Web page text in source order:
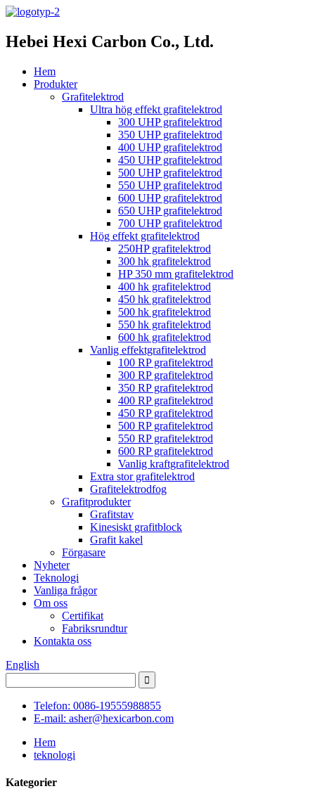
Hebei Hexi Carbon Co., Ltd.
Hem
Produkter
Grafitelektrod
Ultra hög effekt grafitelektrod
300 UHP grafitelektrod
350 UHP grafitelektrod
400 UHP grafitelektrod
450 UHP grafitelektrod
500 UHP grafitelektrod
550 UHP grafitelektrod
600 UHP grafitelektrod
650 UHP grafitelektrod
700 UHP grafitelektrod
Hög effekt grafitelektrod
250HP grafitelektrod
300 hk grafitelektrod
HP 350 mm grafitelektrod
400 hk grafitelektrod
450 hk grafitelektrod
500 hk grafitelektrod
550 hk grafitelektrod
600 hk grafitelektrod
Vanlig effektgrafitelektrod
100 RP grafitelektrod
300 RP grafitelektrod
350 RP grafitelektrod
400 RP grafitelektrod
450 RP grafitelektrod
500 RP grafitelektrod
550 RP grafitelektrod
600 RP grafitelektrod
Vanlig kraftgrafitelektrod
Extra stor grafitelektrod
Grafitelektrodfog
Grafitprodukter
Grafitstav
Kinesiskt grafitblock
Grafit kakel
Förgasare
Nyheter
Teknologi
Vanliga frågor
Om oss
Certifikat
Fabriksrundtur
Kontakta oss
English
Telefon: 0086-19555988855
E-mail: asher@hexicarbon.com
Hem
teknologi
Kategorier